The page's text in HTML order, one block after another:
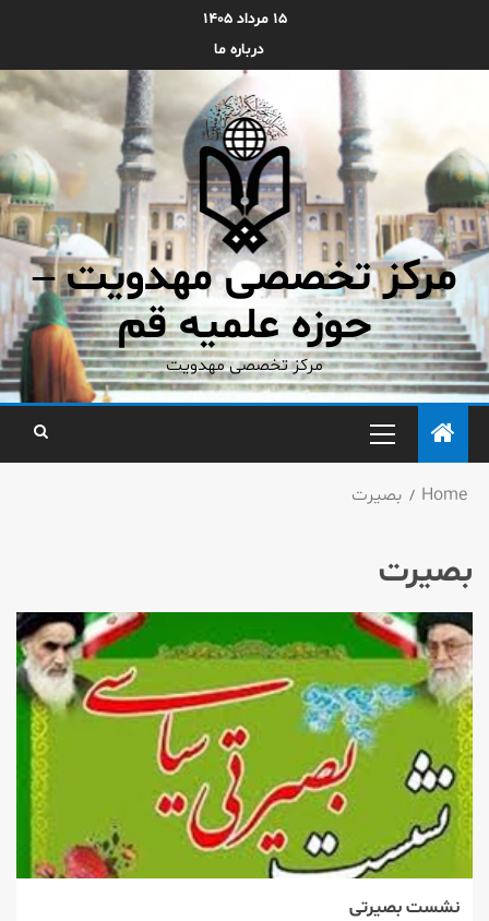
۱۵ مرداد ۱۴۰۵
درباره ما
مرکز تخصصی مهدویت –
حوزه علمیه قم
مرکز تخصصی مهدویت
Home بصیرت
بصیرت
نشست بصیرتی